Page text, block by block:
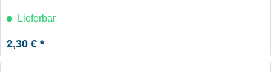
Lieferbar
2,30 € *